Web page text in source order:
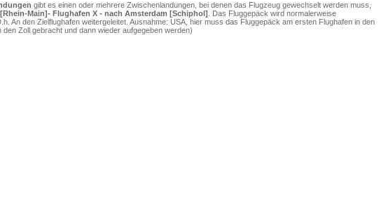
gibt es einen oder mehrere Zwischenlandungen, bei denen das Flugzeug gewechselt werden muss,
Main]- Flughafen X - nach Amsterdam [Schiphol] . Das Fluggepäck wird normalerweise
An den Zielflughafen weitergeleitet. Ausnahme: USA, hier muss das Fluggepäck am ersten Flughafen in den
den Zoll gebracht und dann wieder aufgegeben werden)